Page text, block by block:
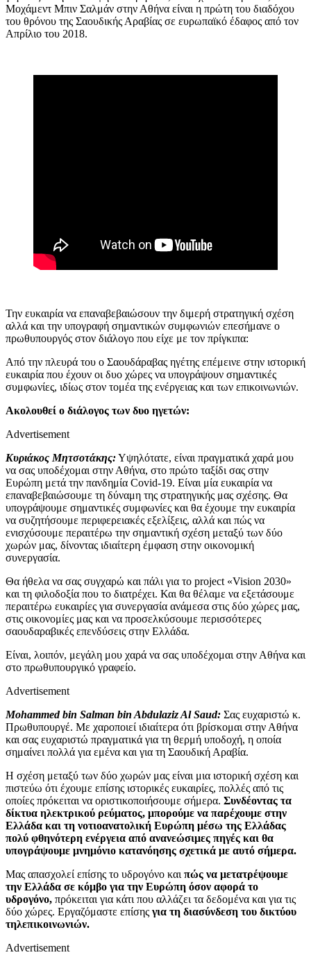
Μοχάμεντ Μπιν Σαλμάν στην Αθήνα είναι η πρώτη του διαδόχου
του θρόνου της Σαουδικής Αραβίας σε ευρωπαϊκό έδαφος από τον
Απρίλιο του 2018.
Την ευκαιρία να επαναβεβαιώσουν την διμερή στρατηγική σχέση
αλλά και την υπογραφή σημαντικών συμφωνιών επεσήμανε ο
πρωθυπουργός στον διάλογο που είχε με τον πρίγκιπα:
Από την πλευρά του ο Σαουδάραβας ηγέτης επέμεινε στην ιστορική
ευκαιρία που έχουν οι δυο χώρες να υπογράψουν σημαντικές
συμφωνίες, ιδίως στον τομέα της ενέργειας και των επικοινωνιών.
Ακολουθεί ο διάλογος των δυο ηγετών:
Advertisement
Κυριάκος Μητσοτάκης:Υψηλότατε, είναι πραγματικά χαρά μου
να σας υποδέχομαι στην Αθήνα, στο πρώτο ταξίδι σας στην
Ευρώπη μετά την πανδημία Covid-19. Είναι μία ευκαιρία να
επαναβεβαιώσουμε τη δύναμη της στρατηγικής μας σχέσης. Θα
υπογράψουμε σημαντικές συμφωνίες και θα έχουμε την ευκαιρία
να συζητήσουμε περιφερειακές εξελίξεις, αλλά και πώς να
ενισχύσουμε περαιτέρω την σημαντική σχέση μεταξύ των δύο
χωρών μας, δίνοντας ιδιαίτερη έμφαση στην οικονομική
συνεργασία.
Θα ήθελα να σας συγχαρώ και πάλι για το project «Vision 2030»
και τη φιλοδοξία που το διατρέχει. Και θα θέλαμε να εξετάσουμε
περαιτέρω ευκαιρίες για συνεργασία ανάμεσα στις δύο χώρες μας,
στις οικονομίες μας και να προσελκύσουμε περισσότερες
σαουδαραβικές επενδύσεις στην Ελλάδα.
Είναι, λοιπόν, μεγάλη μου χαρά να σας υποδέχομαι στην Αθήνα και
στο πρωθυπουργικό γραφείο.
Advertisement
Mohammed bin Salman bin Abdulaziz Al Saud: Σας ευχαριστώ κ.
Πρωθυπουργέ. Με χαροποιεί ιδιαίτερα ότι βρίσκομαι στην Αθήνα
και σας ευχαριστώ πραγματικά για τη θερμή υποδοχή, η οποία
σημαίνει πολλά για εμένα και για τη Σαουδική Αραβία.
Η σχέση μεταξύ των δύο χωρών μας είναι μια ιστορική σχέση και
πιστεύω ότι έχουμε επίσης ιστορικές ευκαιρίες, πολλές από τις
οποίες πρόκειται να οριστικοποιήσουμε σήμερα. Συνδέοντας τα
δίκτυα ηλεκτρικού ρεύματος, μπορούμε να παρέχουμε στην
Ελλάδα και τη νοτιοανατολική Ευρώπη μέσω της Ελλάδας
πολύ φθηνότερη ενέργεια από ανανεώσιμες πηγές και θα
υπογράψουμε μνημόνιο κατανόησης σχετικά με αυτό σήμερα.
Μας απασχολεί επίσης το υδρογόνο και πώς να μετατρέψουμε
την Ελλάδα σε κόμβο για την Ευρώπη όσον αφορά το
υδρογόνο, πρόκειται για κάτι που αλλάζει τα δεδομένα και για τις
δύο χώρες. Εργαζόμαστε επίσης για τη διασύνδεση του δικτύου
τηλεπικοινωνιών.
Advertisement